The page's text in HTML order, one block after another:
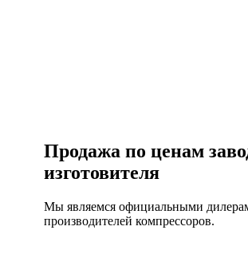
Продажа по ценам
изготовителя
Мы являемся официальными
производителей компрессоров.